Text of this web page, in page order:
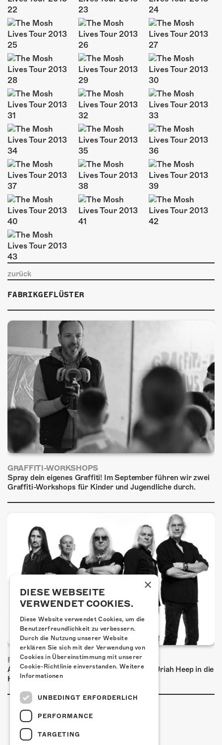
zurück
FABRIKGEFLÜSTER
GRAFFITI-WORKSHOPS
Spray dein eigenes Graffiti! Im September führen wir zwei
Graffiti-Workshops für Kinder und Jugendliche durch.
FRISCH BESTÄTIGT: URIAH HEEP
Am Sonntag, 15. November 2026 kommen Uriah Heep in die
Kulturfabrik Kofmehl!
×
DIESE WEBSEITE
VERWENDET COOKIES.
Diese Website verwendet Cookies, um die
Benutzerfreundlichkeit zu verbessern.
Durch die Nutzung unserer Website
erklären Sie sich mit der Verwendung von
Cookies in Übereinstimmung mit unserer
Cookie-Richtlinie einverstanden. Weitere
Informationen
UNBEDINGT ERFORDERLICH
PERFORMANCE
TARGETING